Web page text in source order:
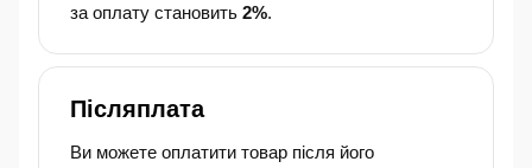
за оплату становить 2%.
Післяплата
Ви можете оплатити товар після його